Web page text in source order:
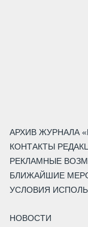
АРХИВ ЖУРНАЛА
КОНТАКТЫ
РЕКЛАМНЫЕ
БЛИЖАЙШИЕ
УСЛОВИЯ
НОВОСТИ